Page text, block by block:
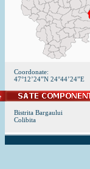
Coordonate:
47°12’24”N 24°44’24”E
Bistrita Bargaului
Colibita